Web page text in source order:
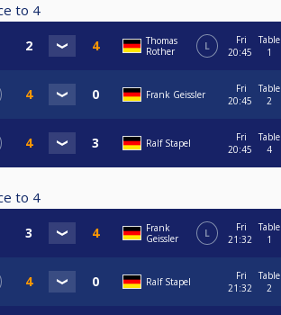
to 4
Thomas
Rother
L
Fri
20:45
Table
1
Frank Geissler
Fri
20:45
Table
2
Ralf Stapel
Fri
20:45
Table
4
to 4
Frank
Geissler
L
Fri
21:32
Table
1
Ralf Stapel
Fri
21:32
Table
2